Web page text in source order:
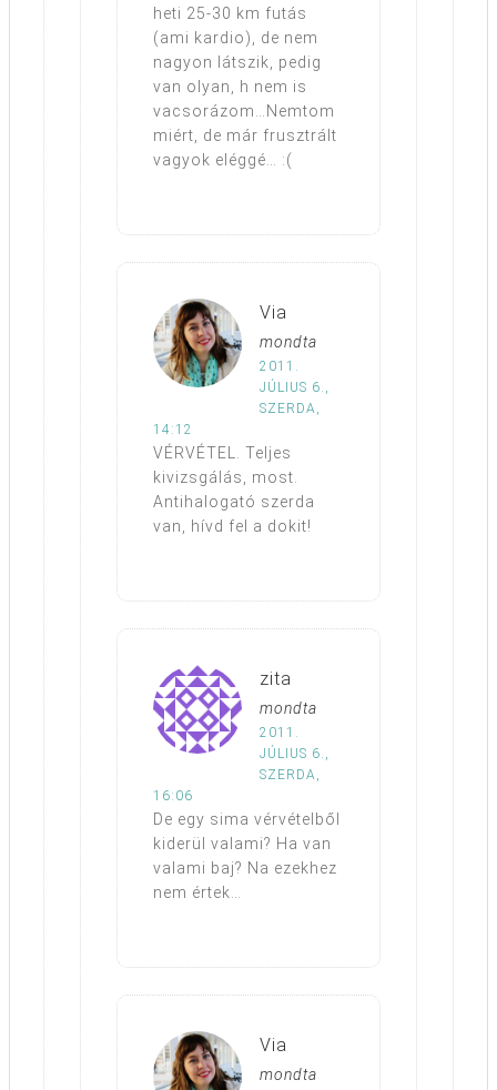
heti 25-30 km futás
(ami kardio), de nem
nagyon látszik, pedig
van olyan, h nem is
vacsorázom…Nemtom
miért, de már frusztrált
vagyok eléggé… :(
Via
mondta
2011.
JÚLIUS 6.,
SZERDA,
14:12
VÉRVÉTEL. Teljes
kivizsgálás, most.
Antihalogató szerda
van, hívd fel a dokit!
zita
mondta
2011.
JÚLIUS 6.,
SZERDA,
16:06
De egy sima vérvételből
kiderül valami? Ha van
valami baj? Na ezekhez
nem értek…
Via
mondta